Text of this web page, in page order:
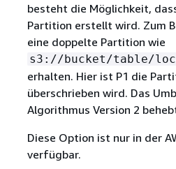
besteht die Möglichkeit,
Partition erstellt wird. Zum
eine doppelte Partition wie
s3://bucket/table/
erhalten. Hier ist P1 die
überschrieben wird. Das
Algorithmus Version 2
Diese Option ist nur in der
verfügbar.